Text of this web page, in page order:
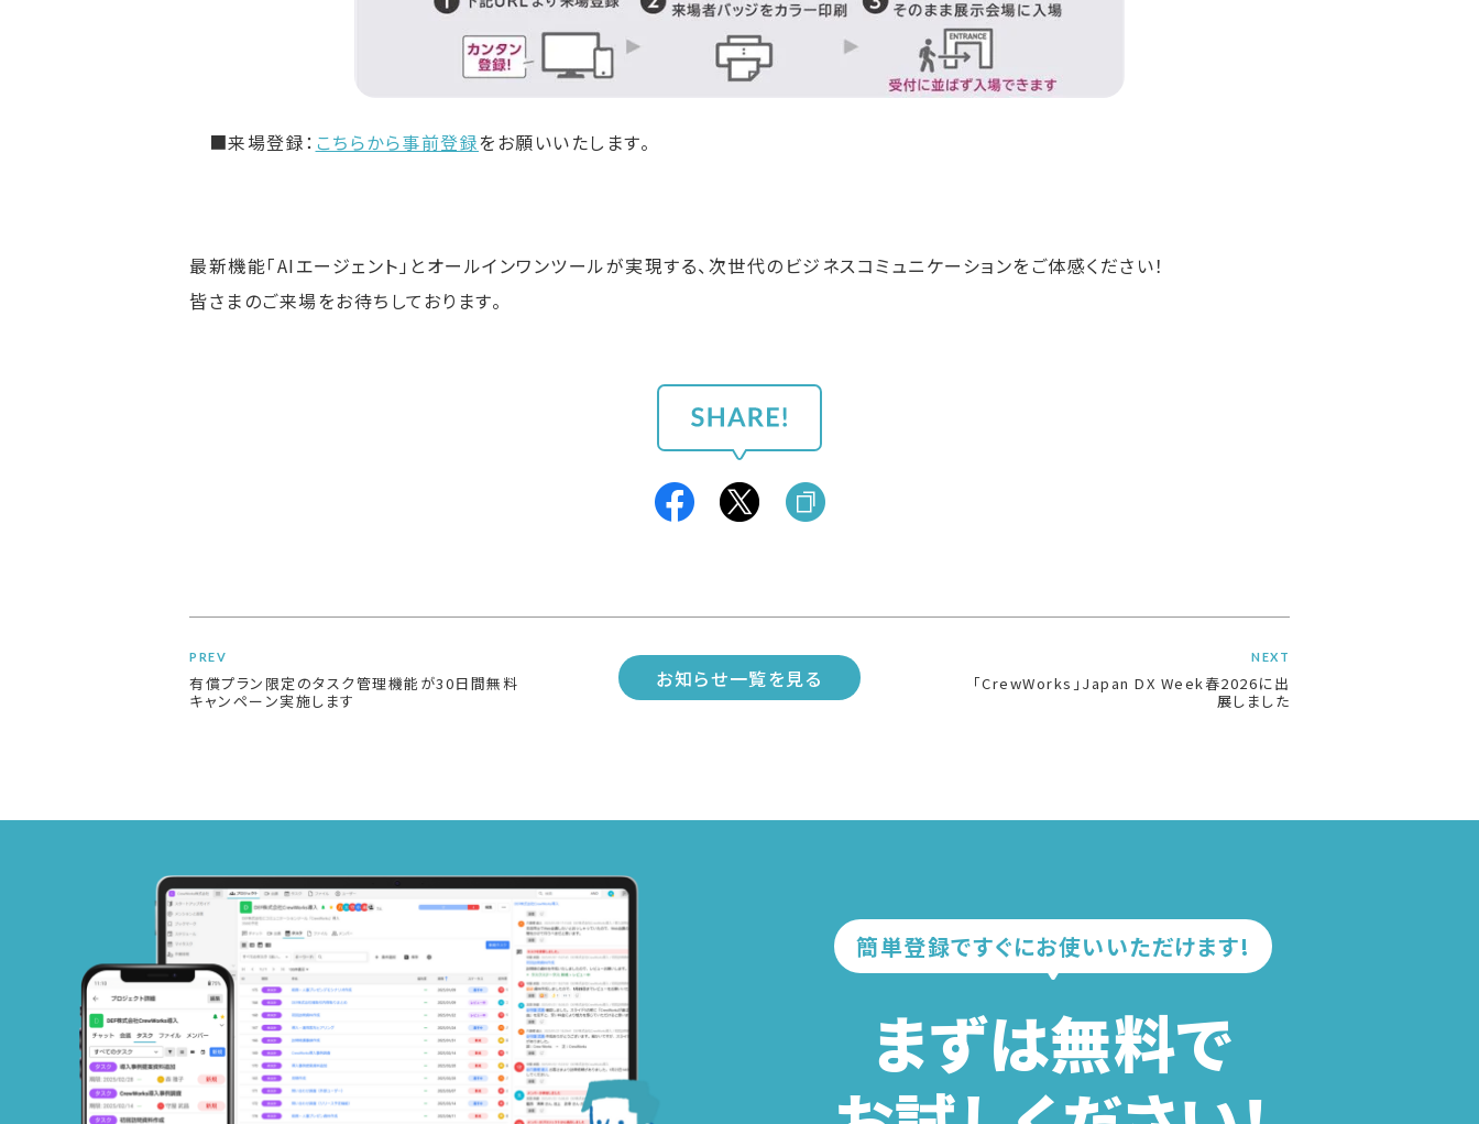
■来場登録： こちらから事前登録をお願いいたします。
最新機能「AIエージェント」とオールインワンツールが実現する、次世代のビジネスコミュニケーションをご体感ください！
皆さまのご来場をお待ちしております。
PREV
有償プラン限定のタスク管理機能が30日間無料
キャンペーン実施します
お知らせ一覧を見る
NEXT
「CrewWorks」Japan DX Week春2026に出
展しました
簡単登録ですぐにお使いいただけます!
まずは無料で